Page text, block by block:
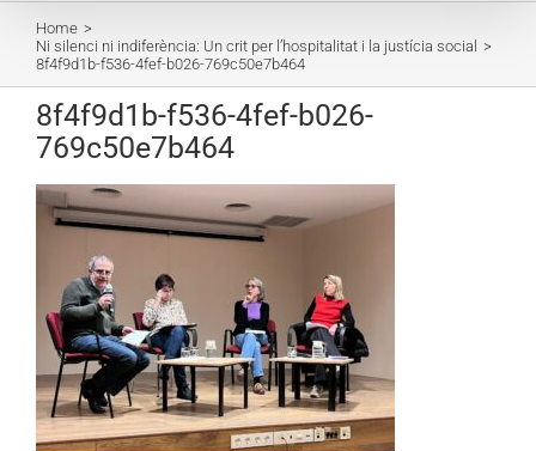
Home
Ni silenci ni indiferència: Un crit per l’hospitalitat i la justícia social
8f4f9d1b-f536-4fef-b026-769c50e7b464
8f4f9d1b-f536-4fef-b026-
769c50e7b464